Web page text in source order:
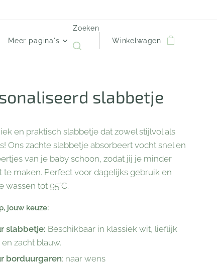
Meer pagina's
Zoeken
Winkelwagen
slabbetje
en praktisch slabbetje dat zowel stijlvol als
Ons zachte slabbetje absorbeert vocht snel en
van je baby schoon, zodat jij je minder
te maken. Perfect voor dagelijks gebruik en
wassen tot 95°C.
jouw keuze:
slabbetje: Beschikbaar in klassiek wit, lieflijk
en zacht blauw.
borduurgaren: naar wens